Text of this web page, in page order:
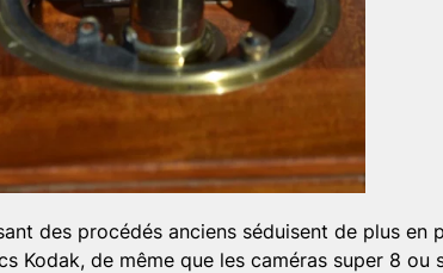
des procédés anciens séduisent de plus en
Kodak, de même que les caméras super 8 ou